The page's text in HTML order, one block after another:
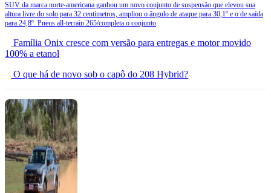
SUV da marca norte-americana ganhou um novo conjunto de suspensão que elevou sua
altura livre do solo para 32 centímetros, ampliou o ângulo de ataque para 30,1º e o de saída
para 24,8º. Pneus all-terrain 265/completa o conjunto
Família Onix cresce com versão para entregas e motor movido
100% a etanol
O que há de novo sob o capô do 208 Hybrid?